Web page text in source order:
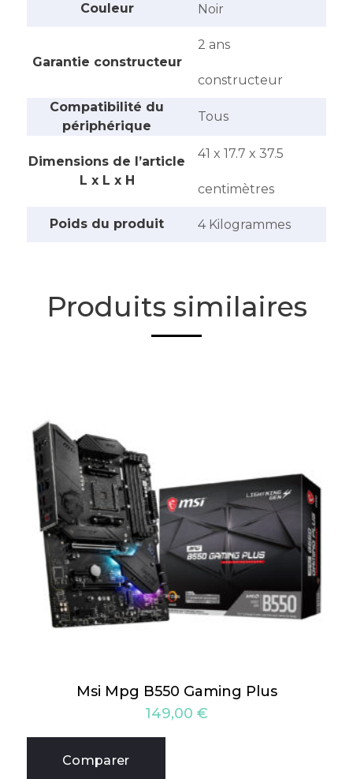
Couleur ‎Noir
Garantie constructeur
‎2 ans
constructeur
Compatibilité du
périphérique
‎Tous
Dimensions de l’article
L x L x H
‎41 x 17.7 x 37.5
centimètres
Poids du produit ‎4 Kilogrammes
Produits similaires
Msi Mpg B550 Gaming Plus
149,00 €
Comparer